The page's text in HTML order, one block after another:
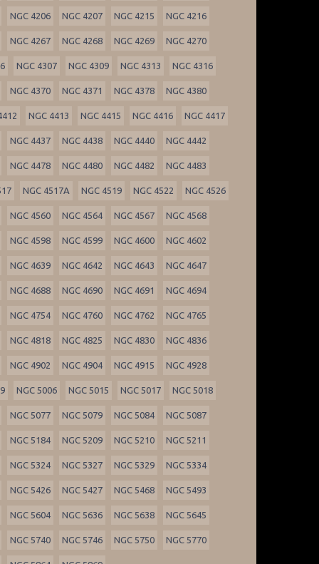
NGC 4206 NGC 4207 NGC 4215 NGC 4216
NGC 4267 NGC 4268 NGC 4269 NGC 4270
NGC 4307 NGC 4309 NGC 4313 NGC 4316
NGC 4370 NGC 4371 NGC 4378 NGC 4380
NGC 4413 NGC 4415 NGC 4416 NGC 4417
NGC 4437 NGC 4438 NGC 4440 NGC 4442
NGC 4478 NGC 4480 NGC 4482 NGC 4483
NGC 4517A NGC 4519 NGC 4522 NGC 4526
NGC 4560 NGC 4564 NGC 4567 NGC 4568
NGC 4598 NGC 4599 NGC 4600 NGC 4602
NGC 4639 NGC 4642 NGC 4643 NGC 4647
NGC 4688 NGC 4690 NGC 4691 NGC 4694
NGC 4754 NGC 4760 NGC 4762 NGC 4765
NGC 4818 NGC 4825 NGC 4830 NGC 4836
NGC 4902 NGC 4904 NGC 4915 NGC 4928
NGC 5006 NGC 5015 NGC 5017 NGC 5018
NGC 5077 NGC 5079 NGC 5084 NGC 5087
NGC 5184 NGC 5209 NGC 5210 NGC 5211
NGC 5324 NGC 5327 NGC 5329 NGC 5334
NGC 5426 NGC 5427 NGC 5468 NGC 5493
NGC 5604 NGC 5636 NGC 5638 NGC 5645
NGC 5740 NGC 5746 NGC 5750 NGC 5770